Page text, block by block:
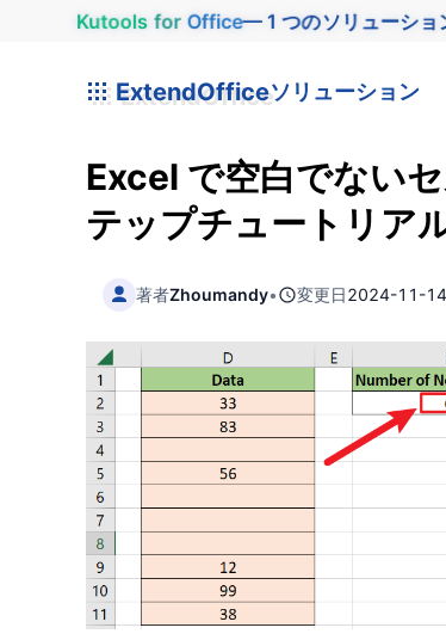
Kutools for Office— 1 つのソリューショ
ExtendOfficeソリューション
Excel で空白でない
テップチュートリア
著者Zhoumandy• 変更日2024-11-14